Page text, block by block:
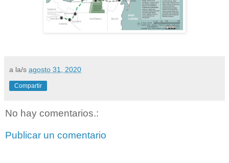
a la/s agosto 31, 2020
Compartir
No hay comentarios.:
Publicar un comentario